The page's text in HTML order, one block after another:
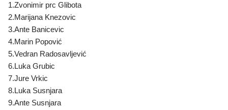
1.Zvonimir prc Glibota
2.Marijana Knezovic
3.Ante Banicevic
4.Marin Popović
5.Vedran Radosavljević
6.Luka Grubic
7.Jure Vrkic
8.Luka Susnjara
9.Ante Susnjara